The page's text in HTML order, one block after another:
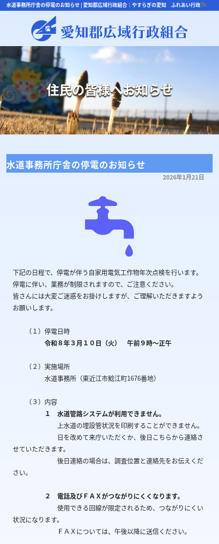
水道事務所庁舎の停電のお知らせ | 愛知郡広域行政組合｜やすらぎの愛知 ふれあい行政
住民の皆様へお知らせ
水道事務所庁舎の停電のお知らせ
2026年1月21日
下記の日程で、停電が伴う自家用電気工作物年次点検を行います。
停電に伴い、業務が制限されますので、ご注意ください。
皆さんには大変ご迷惑をお掛けしますが、ご理解いただきますよう
お願いします。
（１）停電日時
令和８年３月１０日（火） 午前９時～正午
（２）実施場所
水道事務所（東近江市鯰江町1676番地）
（３）内容
１ 水道管路システムが利用できません。
上水道の埋設管状況を印刷することができません。
日を改めて来庁いただくか、後日こちらから連絡さ
せていただきます。
後日連絡の場合は、調査位置と連絡先をお伝えくだ
さい。
２ 電話及びＦＡＸがつながりにくくなります。
使用できる回線が限定されるため、つながりにくい
状況になります。
ＦＡＸについては、午後以降に送信ください。